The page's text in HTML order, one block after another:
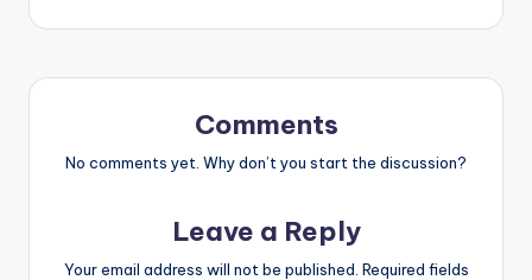
Comments
No comments yet. Why don’t you start the discussion?
Leave a Reply
Your email address will not be published. Required fields